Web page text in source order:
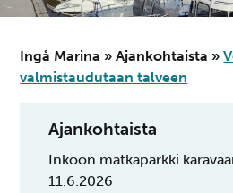
Ingå Marina »Ajankohtaista »
valmistaudutaan talveen
Ajankohtaista
Inkoon matkaparkki
11.6.2026